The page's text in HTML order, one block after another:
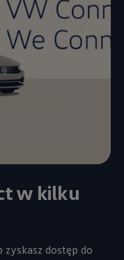
w kilku
dostęp do